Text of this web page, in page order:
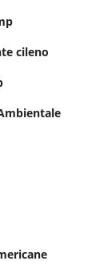
cileno